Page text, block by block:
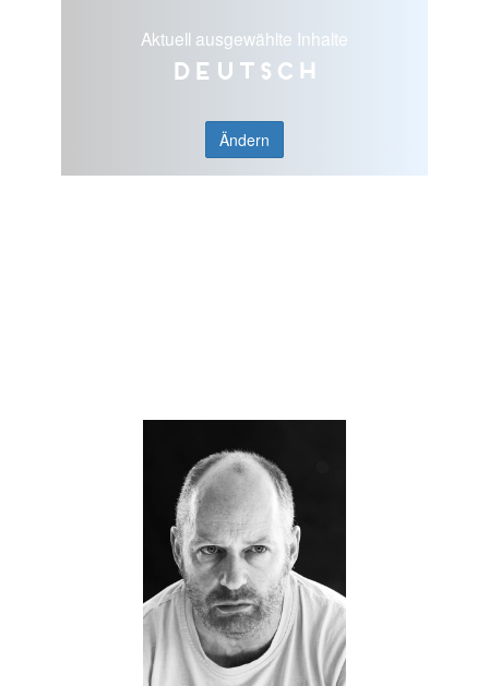
Aktuell ausgewählte Inhalte
Deutsch
Ändern